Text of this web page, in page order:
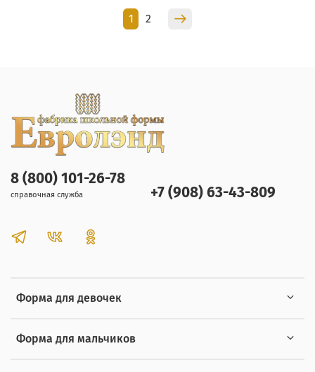
1 2
Форма для девочек
Форма для мальчиков
8 (800) 101-26-78
справочная служба +7 (908) 63-43-809